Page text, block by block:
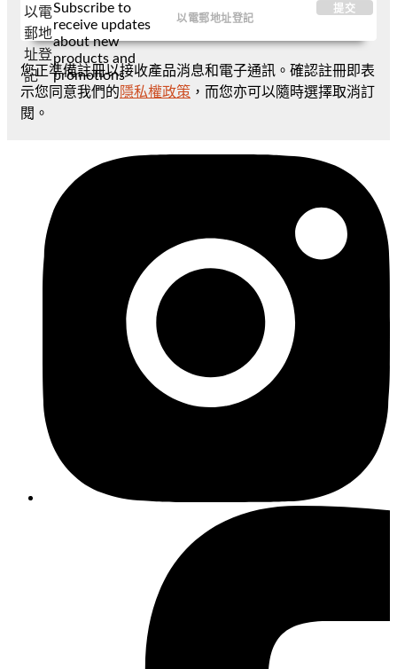
以電
郵地
址登
記
Subscribe to
receive updates
about new
products and
promotions
提交
您正準備註冊以接收產品消息和電子通訊。確認註冊即表
示您同意我們的 隱私權政策 ，而您亦可以隨時選擇取消訂
閱。